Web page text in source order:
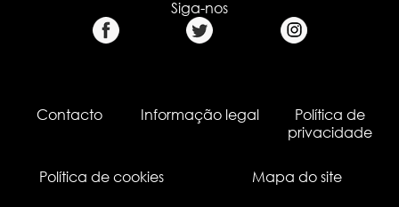
Siga-nos
Contacto Informação legal
Política de
privacidade
Política de cookies Mapa do site